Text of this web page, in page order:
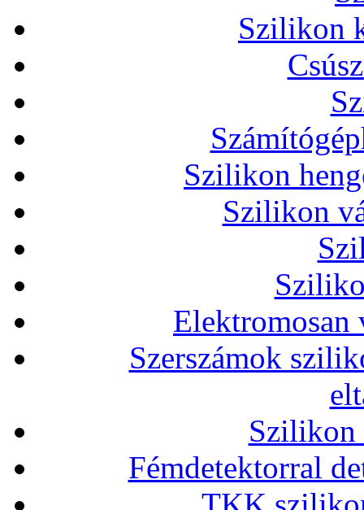
Szilikon
Szilikon
Szilikon
Elektromosan
Szerszámok
Szilikon
Fémdetektorral